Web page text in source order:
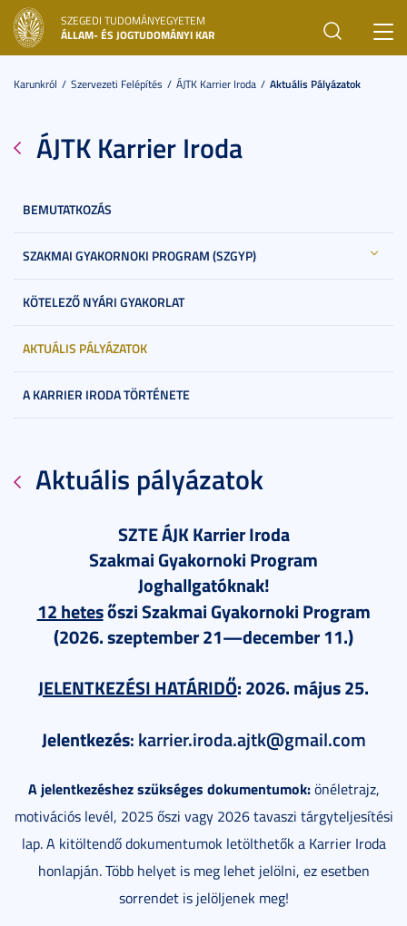
SZEGEDI TUDOMÁNYEGYETEM
ÁLLAM- ÉS JOGTUDOMÁNYI KAR
Karunkról Szervezeti Felépítés ÁJTK Karrier Iroda Aktuális Pályázatok
ÁJTK Karrier Iroda
BEMUTATKOZÁS
SZAKMAI GYAKORNOKI PROGRAM (SZGYP)
KÖTELEZŐ NYÁRI GYAKORLAT
AKTUÁLIS PÁLYÁZATOK
A KARRIER IRODA TÖRTÉNETE
Aktuális pályázatok
SZTE ÁJK Karrier Iroda
Szakmai Gyakornoki Program
Joghallgatóknak!
12 hetesőszi Szakmai Gyakornoki Program
(2026. szeptember 21—december 11.)
JELENTKEZÉSI HATÁRIDŐ: 2026. május 25.
Jelentkezés: karrier.iroda.ajtk@gmail.com
A jelentkezéshez szükséges dokumentumok:önéletrajz,
motivációs levél, 2025 őszi vagy 2026 tavaszi tárgyteljesítési
lap. A kitöltendő dokumentumok letölthetők a Karrier Iroda
honlapján. Több helyet is meg lehet jelölni, ez esetben
sorrendet is jelöljenek meg!